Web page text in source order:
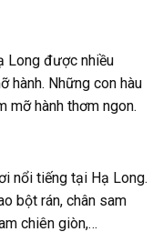
Long được nhiều
hành. Những con hàu
mỡ hành thơm ngon.
nổi tiếng tại Hạ Long.
bột rán, chân sam
chiên giòn,…